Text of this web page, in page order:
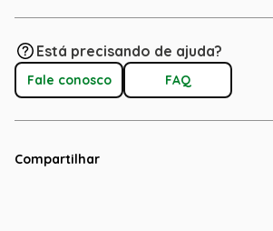
Está precisando de ajuda?
Fale conosco FAQ
Compartilhar